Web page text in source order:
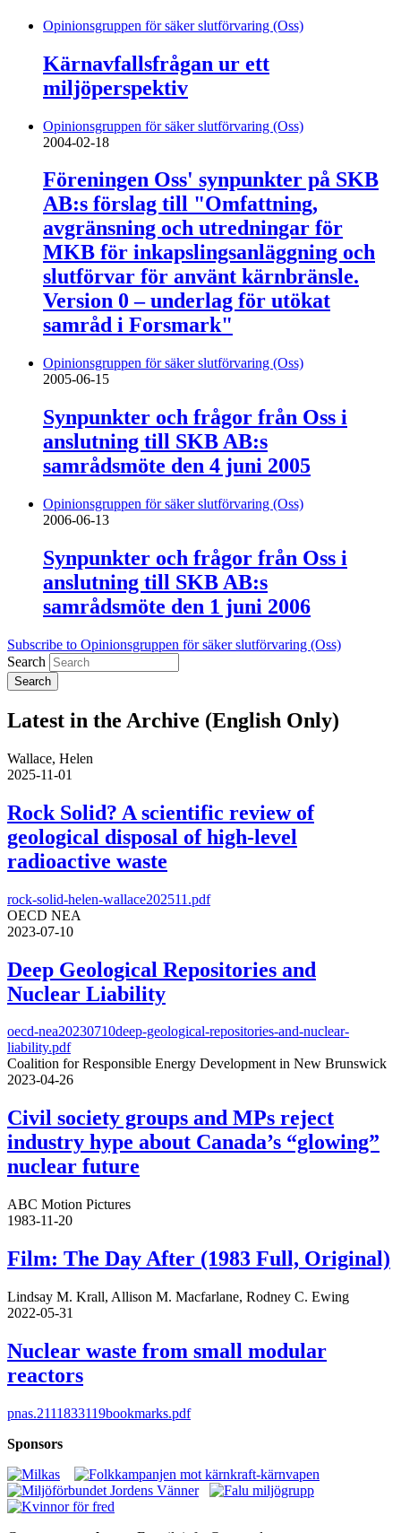
Opinionsgruppen för säker slutförvaring (Oss)
Kärnavfallsfrågan ur ett
miljöperspektiv
Opinionsgruppen för säker slutförvaring (Oss)
2004-02-18
Föreningen Oss' synpunkter på SKB
AB:s förslag till "Omfattning,
avgränsning och utredningar för
MKB för inkapslingsanläggning och
slutförvar för använt kärnbränsle.
Version 0 – underlag för utökat
samråd i Forsmark"
Opinionsgruppen för säker slutförvaring (Oss)
2005-06-15
Synpunkter och frågor från Oss i
anslutning till SKB AB:s
samrådsmöte den 4 juni 2005
Opinionsgruppen för säker slutförvaring (Oss)
2006-06-13
Synpunkter och frågor från Oss i
anslutning till SKB AB:s
samrådsmöte den 1 juni 2006
Subscribe to Opinionsgruppen för säker slutförvaring (Oss)
Search
Latest in the Archive (English Only)
Wallace, Helen
2025-11-01
Rock Solid? A scientific review of
geological disposal of high-level
radioactive waste
rock-solid-helen-wallace202511.pdf
OECD NEA
2023-07-10
Deep Geological Repositories and
Nuclear Liability
oecd-nea20230710deep-geological-repositories-and-nuclear-
liability.pdf
Coalition for Responsible Energy Development in New Brunswick
2023-04-26
Civil society groups and MPs reject
industry hype about Canada’s “glowing”
nuclear future
ABC Motion Pictures
1983-11-20
Film: The Day After (1983 Full, Original)
Lindsay M. Krall, Allison M. Macfarlane, Rodney C. Ewing
2022-05-31
Nuclear waste from small modular
reactors
pnas.2111833119bookmarks.pdf
Sponsors